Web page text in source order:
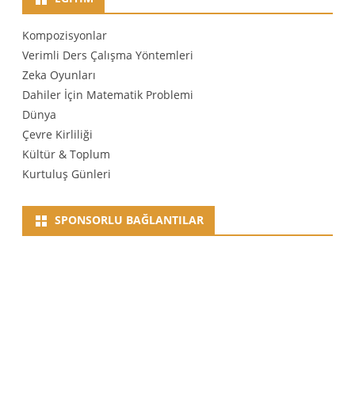
Kompozisyonlar
Verimli Ders Çalışma Yöntemleri
Zeka Oyunları
Dahiler İçin Matematik Problemi
Dünya
Çevre Kirliliği
Kültür & Toplum
Kurtuluş Günleri
SPONSORLU BAĞLANTILAR